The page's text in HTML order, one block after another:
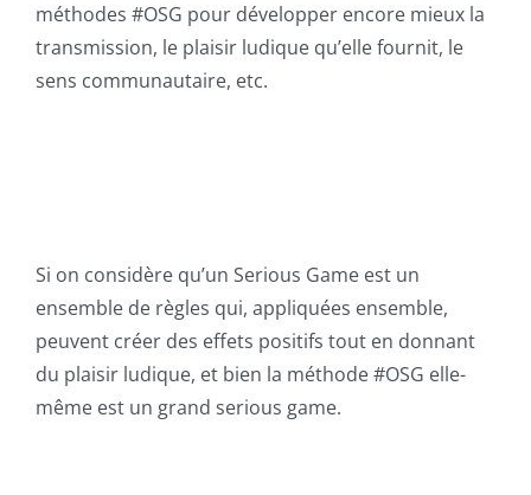
méthodes #OSG pour développer encore mieux la
transmission, le plaisir ludique qu’elle fournit, le
sens communautaire, etc.
Si on considère qu’un Serious Game est un
ensemble de règles qui, appliquées ensemble,
peuvent créer des effets positifs tout en donnant
du plaisir ludique, et bien la méthode #OSG elle-
même est un grand serious game.